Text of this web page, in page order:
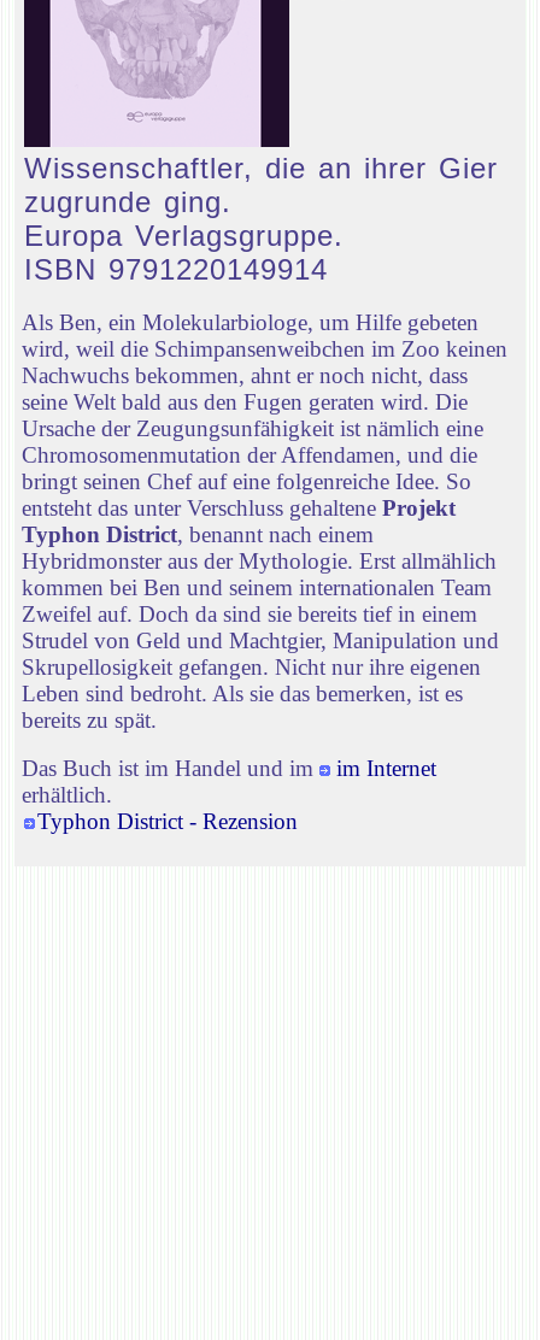
Wissenschaftler, die an ihrer Gier
zugrunde ging.
Europa Verlagsgruppe.
ISBN 9791220149914
Als Ben, ein Molekularbiologe, um Hilfe gebeten
wird, weil die Schimpansenweibchen im Zoo keinen
Nachwuchs bekommen, ahnt er noch nicht, dass
seine Welt bald aus den Fugen geraten wird. Die
Ursache der Zeugungsunfähigkeit ist nämlich eine
Chromosomenmutation der Affendamen, und die
bringt seinen Chef auf eine folgenreiche Idee. So
entsteht das unter Verschluss gehaltene Projekt
Typhon District, benannt nach einem
Hybridmonster aus der Mythologie. Erst allmählich
kommen bei Ben und seinem internationalen Team
Zweifel auf. Doch da sind sie bereits tief in einem
Strudel von Geld und Machtgier, Manipulation und
Skrupellosigkeit gefangen. Nicht nur ihre eigenen
Leben sind bedroht. Als sie das bemerken, ist es
bereits zu spät.
Das Buch ist im Handel und im
im Internet
erhältlich.
Typhon District - Rezension